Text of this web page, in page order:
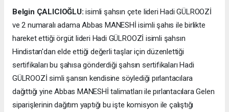
Belgin ÇALICIOĞLU: isimli şahsın çete lideri Hadi GÜLROOZİ
ve 2 numaralı adama Abbas MANESHİ isimli şahıs ile birlikte
hareket ettiği örgüt lideri Hadi GÜLROOZİ isimli şahsın
Hindistan'dan elde ettiği değerli taşlar için düzenlettiği
sertifikaları bu şahısa gönderdiği şahsın sertifikaları Hadi
GÜLROOZİ simli şansın kendisine söylediği pırlantacılara
dağıttığı yine Abbas MANESHİ talimatları ile pırlantacılara Gelen
siparişlerinin dağıtım yaptığı bu işte komisyon ile çalıştığı